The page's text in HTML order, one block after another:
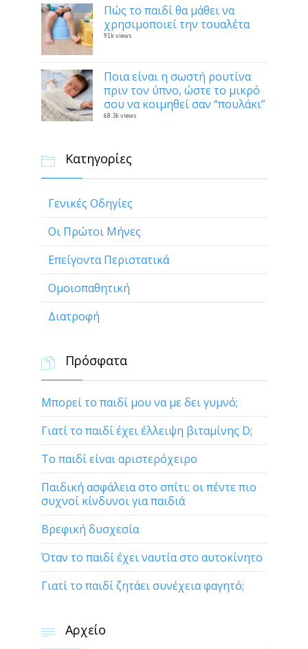
Πώς το παιδί θα μάθει να
χρησιμοποιεί την τουαλέτα
91k views
Ποια είναι η σωστή ρουτίνα
πριν τον ύπνο, ώστε το μικρό
σου να κοιμηθεί σαν “πουλάκι”
68.3k views
 Κατηγορίες
Γενικές Οδηγίες
Οι Πρώτοι Μήνες
Επείγοντα Περιστατικά
Ομοιοπαθητική
Διατροφή
 Πρόσφατα
Μπορεί το παιδί μου να με δει γυμνό;
Γιατί το παιδί έχει έλλειψη βιταμίνης D;
Το παιδί είναι αριστερόχειρο
Παιδική ασφάλεια στο σπίτι: οι πέντε πιο
συχνοί κίνδυνοι για παιδιά
Βρεφική δυσχεσία
Όταν το παιδί έχει ναυτία στο αυτοκίνητο
Γιατί το παιδί ζητάει συνέχεια φαγητό;
 Αρχείο